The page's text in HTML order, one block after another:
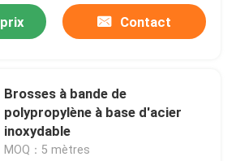
Contact
Brosses à bande de
polypropylène à base d'acier
inoxydable
MOQ：5 mètres